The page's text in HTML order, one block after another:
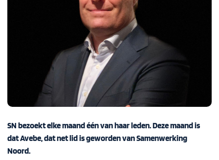
SN bezoekt elke maand één van haar leden. Deze maand is
datAvebe, dat net lid is geworden van Samenwerking
Noord.